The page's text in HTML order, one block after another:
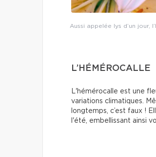
Aussi appelée lys d’un
L’HÉMÉROCALLE
L'hémérocalle est une
variations climatiques.
longtemps, c’est faux !
l'été, embellissant ainsi